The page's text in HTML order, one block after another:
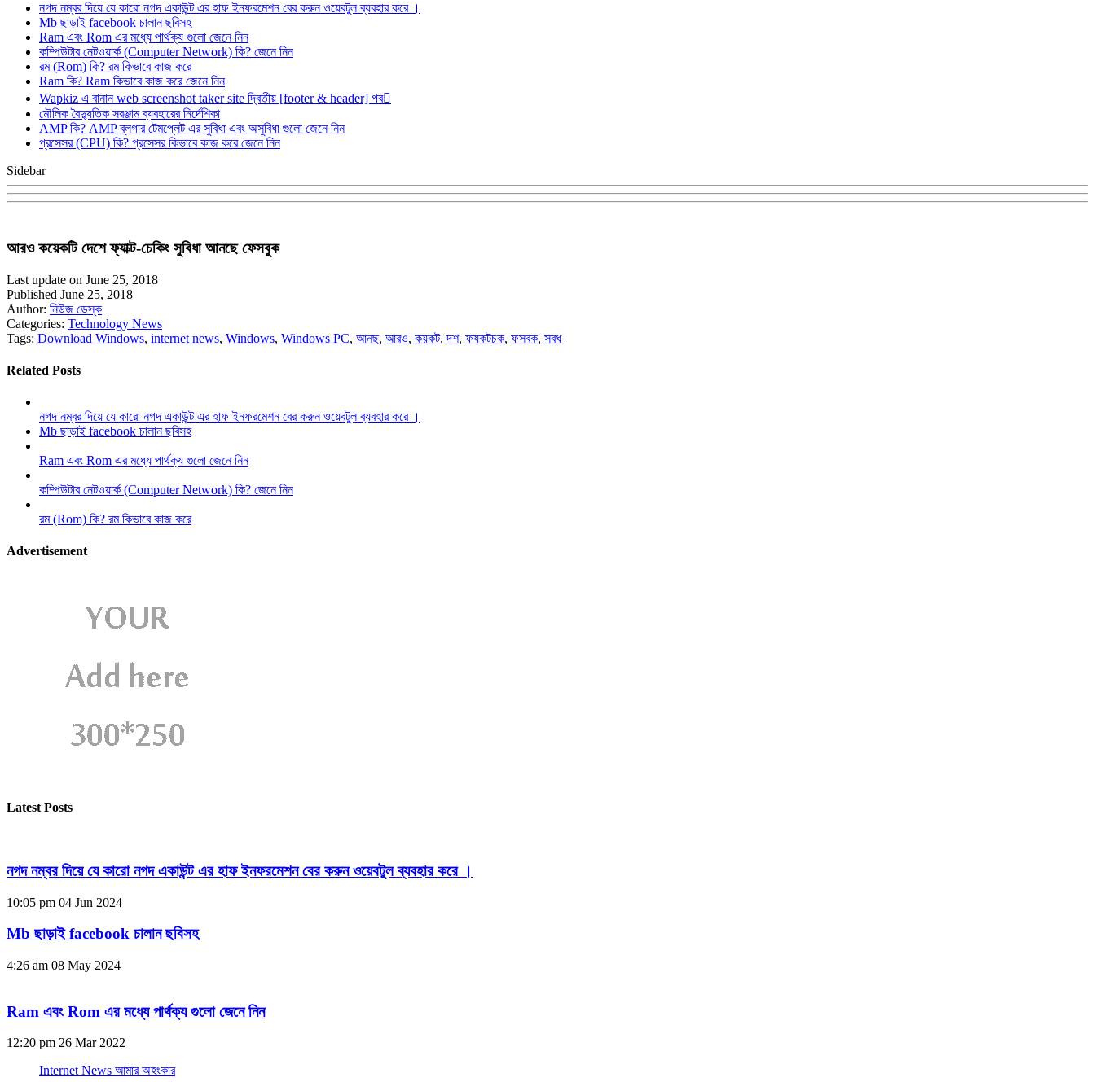
নগদ নম্বর দিয়ে যে কারো নগদ একাউন্ট এর হাফ ইনফরমেশন বের করুন ওয়েবটুল ব্যবহার করে ।
Mb ছাড়াই facebook চালান ছবিসহ
Ram এবং Rom এর মধ্যে পার্থক্য গুলো জেনে নিন
কম্পিউটার নেটওয়ার্ক (Computer Network) কি? জেনে নিন
রম (Rom) কি? রম কিভাবে কাজ করে
Ram কি? Ram কিভাবে কাজ করে জেনে নিন
Wapkiz এ বানান web screenshot taker site দ্বিতীয় [footer & header] পব
মৌলিক বৈদ্যুতিক সরঞ্জাম ব্যবহারের নির্দেশিকা
AMP কি? AMP ব্লগার টেমপ্লেট এর সুবিধা এবং অসুবিধা গুলো জেনে নিন
প্রসেসর (CPU) কি? প্রসেসর কিভাবে কাজ করে জেনে নিন
Sidebar
আরও কয়েকটি দেশে ফ্যাক্ট-চেকিং সুবিধা আনছে ফেসবুক
Last update on June 25, 2018
Published June 25, 2018
Author: নিউজ ডেস্ক
Categories: Technology News
Tags: Download Windows, internet news, Windows, Windows PC, আনছ, আরও, কয়কট,দশ, ফযকটচক, ফসবক, সবধ
Related Posts
নগদ নম্বর দিয়ে যে কারো নগদ একাউন্ট এর হাফ ইনফরমেশন বের করুন ওয়েবটুল ব্যবহার করে ।
Mb ছাড়াই facebook চালান ছবিসহ
Ram এবং Rom এর মধ্যে পার্থক্য গুলো জেনে নিন
কম্পিউটার নেটওয়ার্ক (Computer Network) কি? জেনে নিন
রম (Rom) কি? রম কিভাবে কাজ করে
Advertisement
Latest Posts
নগদ নম্বর দিয়ে যে কারো নগদ একাউন্ট এর হাফ ইনফরমেশন বের করুন ওয়েবটুল ব্যবহার করে ।
10:05 pm 04 Jun 2024
Mb ছাড়াই facebook চালান ছবিসহ
4:26 am 08 May 2024
Ram এবং Rom এর মধ্যে পার্থক্য গুলো জেনে নিন
12:20 pm 26 Mar 2022
Internet News আমার অহংকার